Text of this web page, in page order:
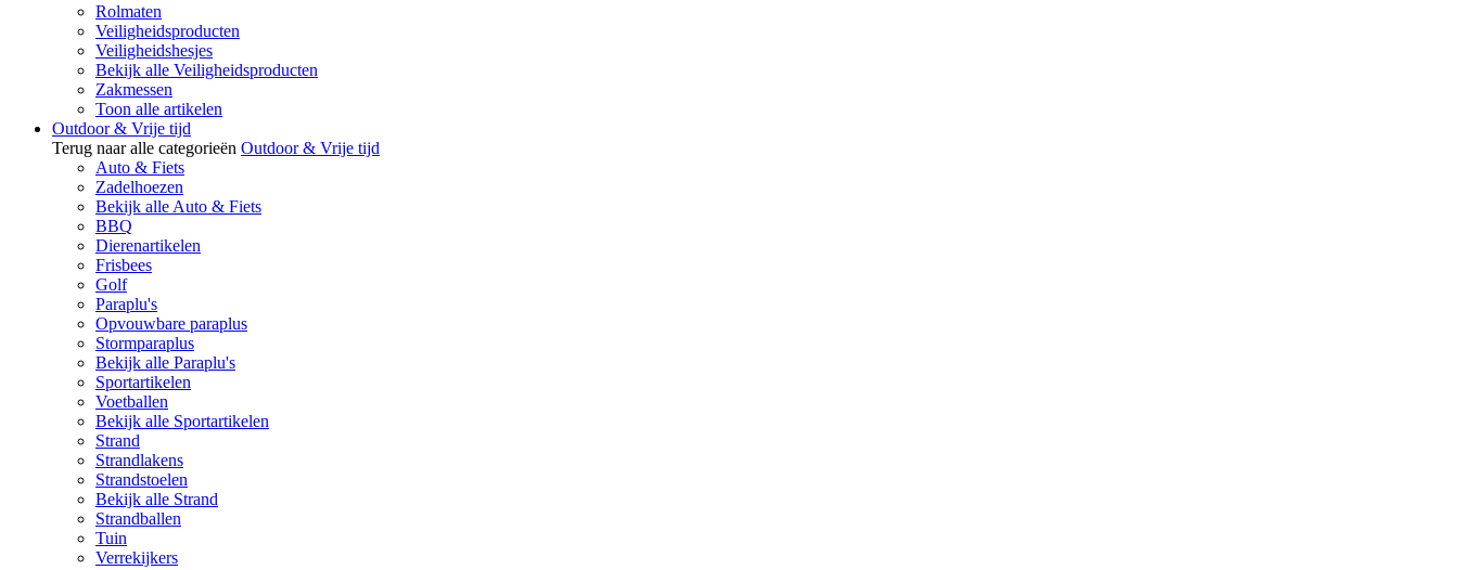
Rolmaten
Veiligheidsproducten
Veiligheidshesjes
Bekijk alle Veiligheidsproducten
Zakmessen
Toon alle artikelen
Outdoor & Vrije tijd
Terug naar alle categorieën Outdoor & Vrije tijd
Auto & Fiets
Zadelhoezen
Bekijk alle Auto & Fiets
BBQ
Dierenartikelen
Frisbees
Golf
Paraplu's
Opvouwbare paraplus
Stormparaplus
Bekijk alle Paraplu's
Sportartikelen
Voetballen
Bekijk alle Sportartikelen
Strand
Strandlakens
Strandstoelen
Bekijk alle Strand
Strandballen
Tuin
Verrekijkers